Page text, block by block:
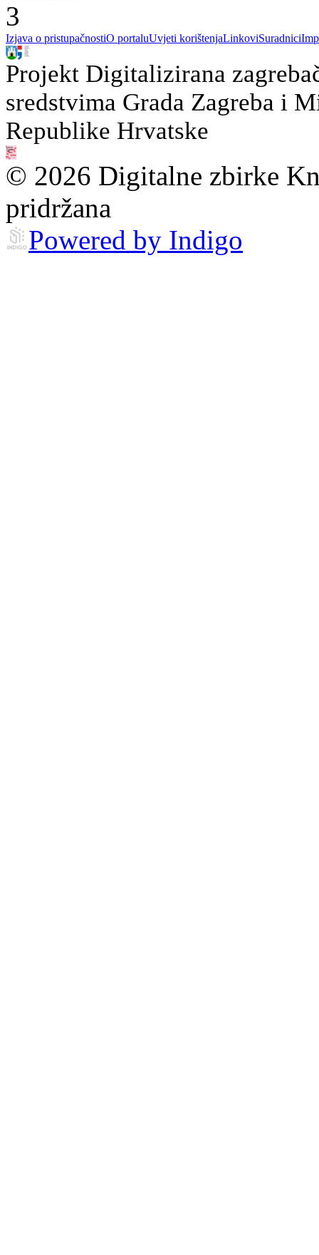
3
Izjava o pristupačnostiO portaluUvjeti korištenjaLinkoviSuradnici
Projekt Digitalizirana
sredstvima Grada Zagreba i
Republike Hrvatske
© 2026 Digitalne zbirke
pridržana
Powered by Indigo